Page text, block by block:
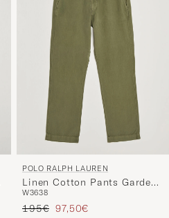
POLO RALPH LAUREN
Linen Cotton Pants Garden
Trail
W3638
Regulärer Preis
195€ Reduzierter Preis
97,50€